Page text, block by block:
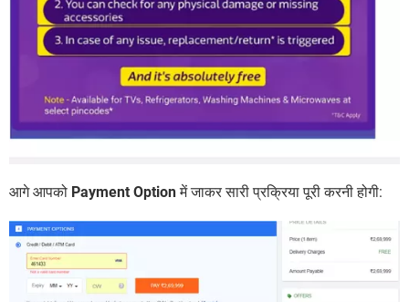
आगे आपको Payment Optionमें जाकर सारी प्रक्रिया पूरी करनी होगी: